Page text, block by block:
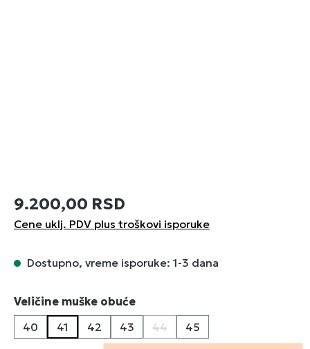
9.200,00 RSD
Cene uklj. PDV plus troškovi isporuke
Dostupno, vreme isporuke: 1-3 dana
Izaberi
Veličine muške obuće
40
41 42 43 44
(Ova opcija trenutno nije
45